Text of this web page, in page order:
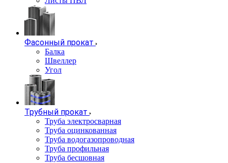
Фасонный прокат
Балка
Швеллер
Угол
Трубный прокат
Труба электросварная
Труба оцинкованная
Труба водогазопроводная
Труба профильная
Труба бесшовная